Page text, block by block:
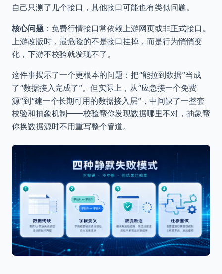
自己只测了几个接口，其他接口可能也有类似问题。
核心问题 ：免费行情接口常依赖上游网页或非正式接口。
上游改版时，最危险的不是接口挂掉，而是行为悄悄变
化，下游不校验就发现不了。
这件事揭示了一个更根本的问题：把“能拉到数据”当成
了“数据接入完成了”。但实际上，从“应急接一个免费
源”到“建一个长期可用的数据接入层”，中间缺了一整套
校验和抽象机制——校验帮你发现数据哪里不对，抽象帮
你换数据源时不用重写整个管道。